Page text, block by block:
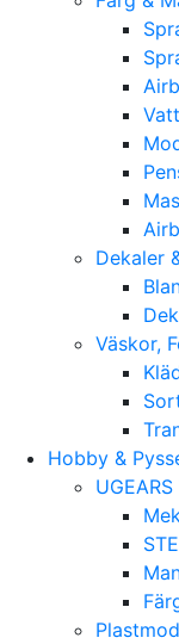
Dekaler
Väskor,
Hobby &